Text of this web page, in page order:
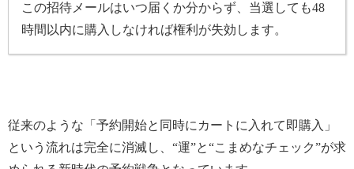
この招待メールはいつ届くか分からず、当選しても48
時間以内に購入しなければ権利が失効します。
従来のような「予約開始と同時にカートに入れて即購入」
という流れは完全に消滅し、“運”と“こまめなチェック”が求